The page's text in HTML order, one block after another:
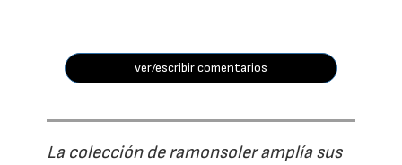
ver/escribir comentarios
La colección de ramonsoler amplía sus